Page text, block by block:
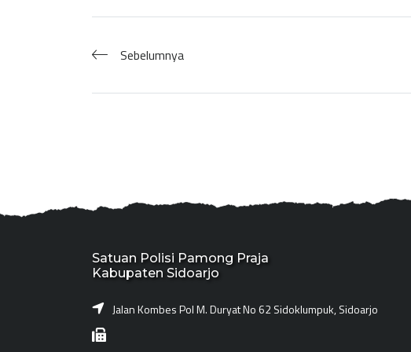
Sebelumnya
Satuan Polisi Pamong Praja
Kabupaten Sidoarjo
Jalan Kombes Pol M. Duryat No 62 Sidoklumpuk, Sidoarjo